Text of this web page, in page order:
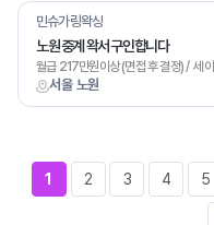
서울 노원
민슈가링왁싱
노원 중계 왁서 구인합니다
월급 217만원이상 (면접 후 결정) / 세
1 2 3 4 5